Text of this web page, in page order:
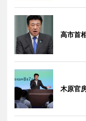
高市首
木原官